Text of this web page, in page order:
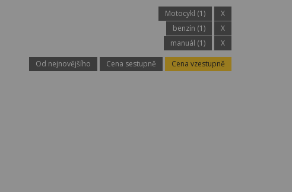
Motocykl (1)
X
benzín (1)
X
manuál (1)
X
Od nejnovějšího Cena sestupně Cena vzestupně